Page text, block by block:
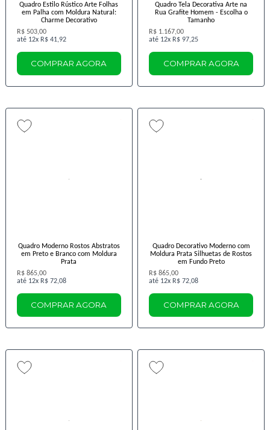
Quadro Estilo Rústico Arte Folhas
em Palha com Moldura Natural:
Charme Decorativo
R$ 503,00
12x R$ 41,92
COMPRAR AGORA
Quadro Tela Decorativa Arte na
Rua Grafite Homem - Escolha o
Tamanho
R$ 1.167,00
12x R$ 97,25
COMPRAR AGORA
Quadro Moderno Rostos Abstratos
em Preto e Branco com Moldura
Prata
R$ 865,00
12x R$ 72,08
COMPRAR AGORA
Quadro Decorativo Moderno com
Moldura Prata Silhuetas de Rostos
em Fundo Preto
R$ 865,00
12x R$ 72,08
COMPRAR AGORA